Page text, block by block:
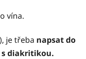
vína.
), je třeba napsat do
s diakritikou.